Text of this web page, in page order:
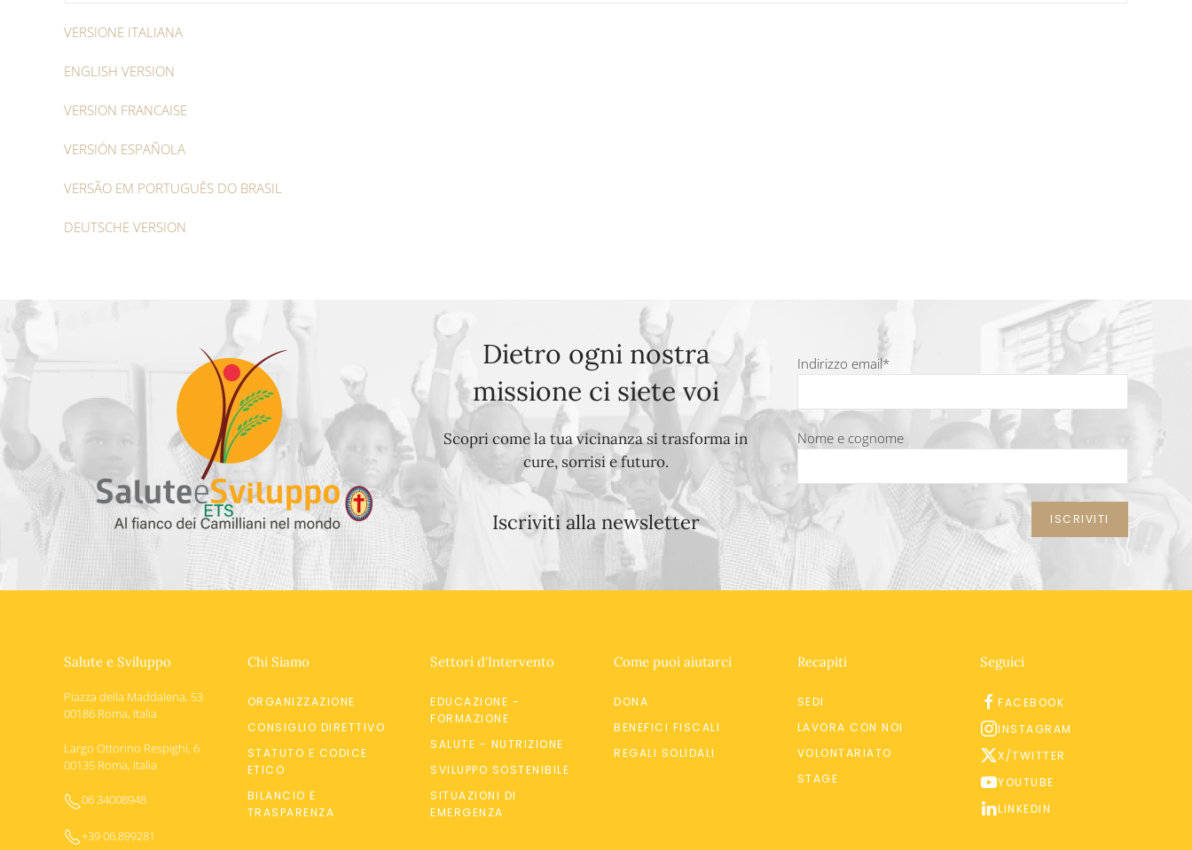
VERSIONE ITALIANA
ENGLISH VERSION
VERSION FRANCAISE
VERSIÓN ESPAÑOLA
VERSÃO EM PORTUGUÊS DO BRASIL
DEUTSCHE VERSION
Dietro ogni nostra
missione ci siete voi
Scopri come la tua vicinanza si trasforma in
cure, sorrisi e futuro.
Iscriviti alla newsletter
Indirizzo email*
Nome e cognome
Salute e Sviluppo
Piazza della Maddalena, 53
00186 Roma, Italia
Largo Ottorino Respighi, 6
00135 Roma, Italia
06 34008948
+39 06.899281
Chi Siamo
ORGANIZZAZIONE
CONSIGLIO DIRETTIVO
STATUTO E CODICE
ETICO
BILANCIO E
TRASPARENZA
Settori d'Intervento
EDUCAZIONE -
FORMAZIONE
SALUTE - NUTRIZIONE
SVILUPPO SOSTENIBILE
SITUAZIONI DI
EMERGENZA
Come puoi aiutarci
DONA
BENEFICI FISCALI
REGALI SOLIDALI
Recapiti
SEDI
LAVORA CON NOI
VOLONTARIATO
STAGE
Seguici
FACEBOOK
INSTAGRAM
X/TWITTER
YOUTUBE
LINKEDIN